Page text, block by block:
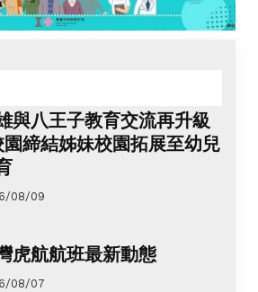
與八王子教育交流再升級
締結姊妹校園拓展至幼兒
08/09
虎航航班最新動態
08/07